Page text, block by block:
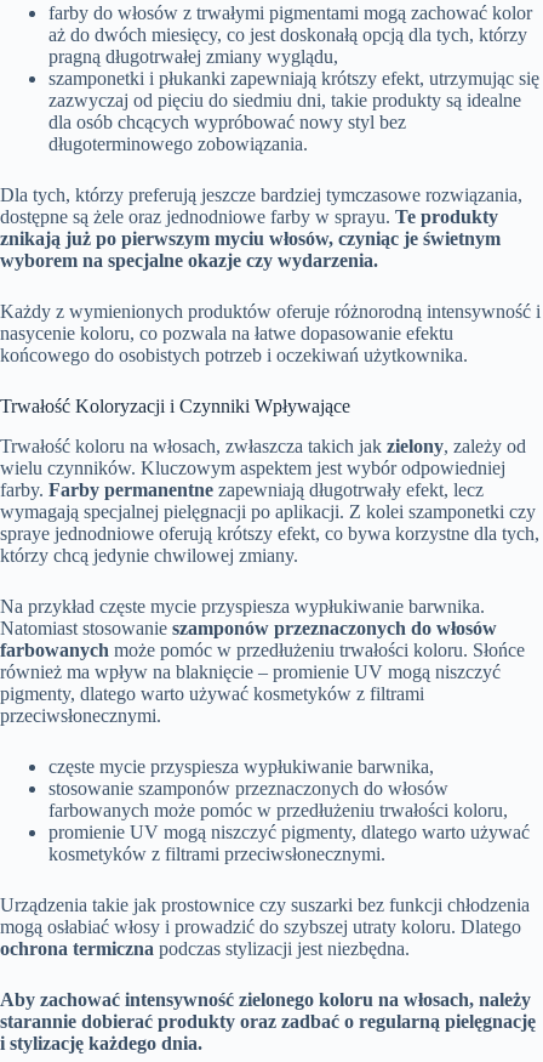
farby do włosów z trwałymi pigmentami mogą zachować kolor
aż do dwóch miesięcy, co jest doskonałą opcją dla tych, którzy
pragną długotrwałej zmiany wyglądu,
szamponetki i płukanki zapewniają krótszy efekt, utrzymując się
zazwyczaj od pięciu do siedmiu dni, takie produkty są idealne
dla osób chcących wypróbować nowy styl bez
długoterminowego zobowiązania.
Dla tych, którzy preferują jeszcze bardziej tymczasowe rozwiązania,
dostępne są żele oraz jednodniowe farby w sprayu. Te produkty
znikają już po pierwszym myciu włosów, czyniąc je świetnym
wyborem na specjalne okazje czy wydarzenia.
Każdy z wymienionych produktów oferuje różnorodną intensywność i
nasycenie koloru, co pozwala na łatwe dopasowanie efektu
końcowego do osobistych potrzeb i oczekiwań użytkownika.
Trwałość Koloryzacji i Czynniki Wpływające
Trwałość koloru na włosach, zwłaszcza takich jak zielony, zależy od
wielu czynników. Kluczowym aspektem jest wybór odpowiedniej
farby. Farby permanentne zapewniają długotrwały efekt, lecz
wymagają specjalnej pielęgnacji po aplikacji. Z kolei szamponetki czy
spraye jednodniowe oferują krótszy efekt, co bywa korzystne dla tych,
którzy chcą jedynie chwilowej zmiany.
Na przykład częste mycie przyspiesza wypłukiwanie barwnika.
Natomiast stosowanie szamponów przeznaczonych do włosów
farbowanych może pomóc w przedłużeniu trwałości koloru. Słońce
również ma wpływ na blaknięcie – promienie UV mogą niszczyć
pigmenty, dlatego warto używać kosmetyków z filtrami
przeciwsłonecznymi.
częste mycie przyspiesza wypłukiwanie barwnika,
stosowanie szamponów przeznaczonych do włosów
farbowanych może pomóc w przedłużeniu trwałości koloru,
promienie UV mogą niszczyć pigmenty, dlatego warto używać
kosmetyków z filtrami przeciwsłonecznymi.
Urządzenia takie jak prostownice czy suszarki bez funkcji chłodzenia
mogą osłabiać włosy i prowadzić do szybszej utraty koloru. Dlatego
ochrona termiczna podczas stylizacji jest niezbędna.
Aby zachować intensywność zielonego koloru na włosach, należy
starannie dobierać produkty oraz zadbać o regularną pielęgnację
i stylizację każdego dnia.